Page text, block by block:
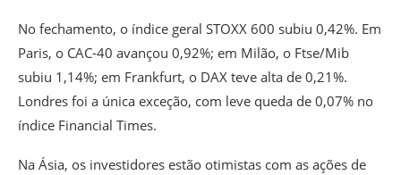
No fechamento, o índice geral STOXX 600 subiu 0,42%. Em
Paris, o CAC-40 avançou 0,92%; em Milão, o Ftse/Mib
subiu 1,14%; em Frankfurt, o DAX teve alta de 0,21%.
Londres foi a única exceção, com leve queda de 0,07% no
índice Financial Times.
Na Ásia, os investidores estão otimistas com as ações de